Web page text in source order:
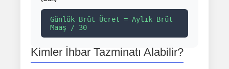
Günlük Brüt Ücret = Aylık Brüt
Maaş / 30
Kimler İhbar Tazminatı Alabilir?